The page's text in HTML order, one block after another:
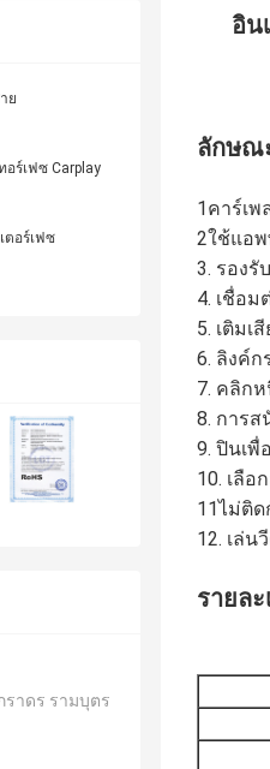
ย
Android อินเทอร์เฟซ Carplay
ตอร์เฟซ
าดร รามบุตร
อิน
ลักษณ
1คาร์เ
2ใช้แอพ
3. รองรั
4. เชื่อม
5. เติมเ
6. ลิงค์ก
7. คลิกห
8. การส
9. ปินเพื่
10. เลือ
11ไม่ติ
12. เล่น
รายล